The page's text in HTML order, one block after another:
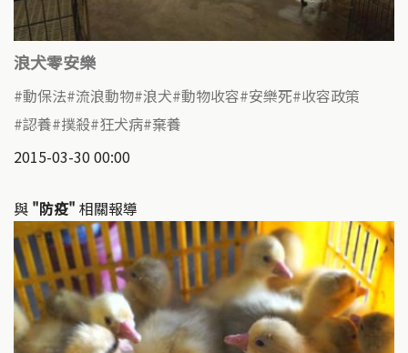
浪犬零安樂
動保法 流浪動物 浪犬 動物收容 安樂死 收容政策
認養 撲殺 狂犬病 棄養
2015-03-30 00:00
與 "防疫" 相關報導